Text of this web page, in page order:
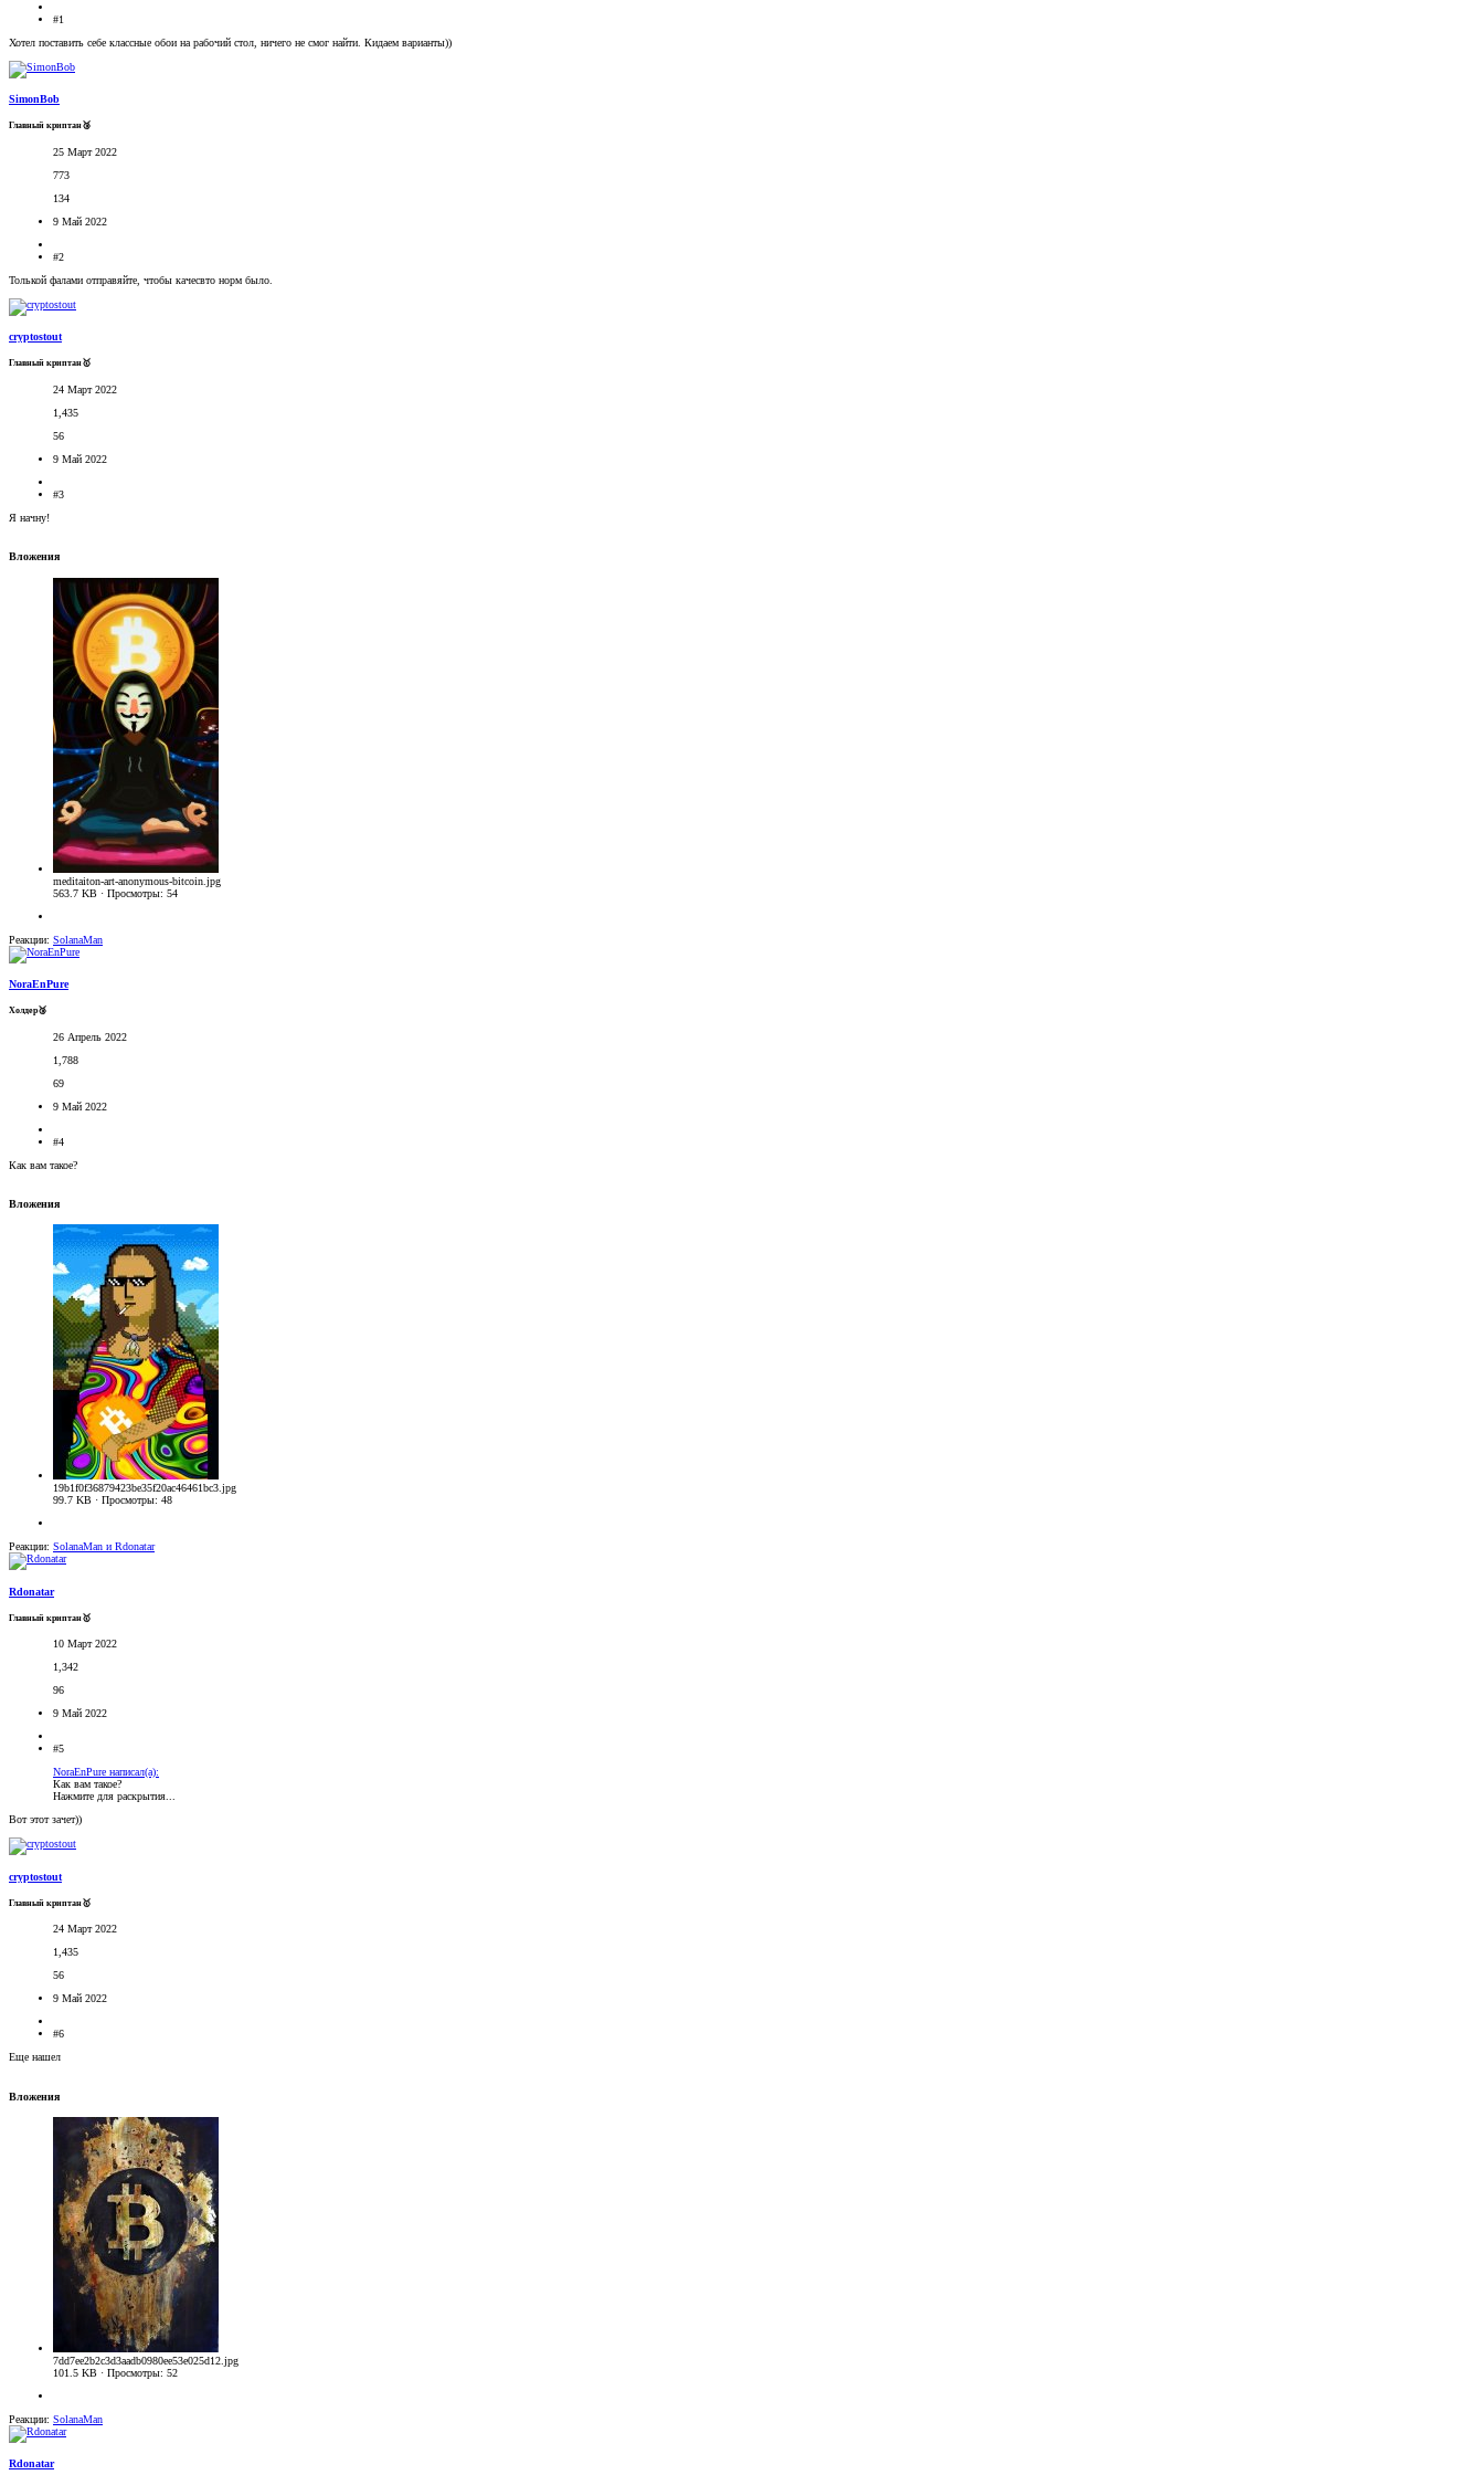
#1
Хотел поставить себе классные обои на рабочий стол, ничего не смог найти. Кидаем варианты))
SimonBob
Главный криптан🥉
25 Март 2022
773
134
9 Май 2022
#2
Толькой фалами отправяйте, чтобы качесвто норм было.
cryptostout
Главный криптан🥇
24 Март 2022
1,435
56
9 Май 2022
#3
Я начну!
Вложения
meditaiton-art-anonymous-bitcoin.jpg
563.7 KB · Просмотры: 54
Реакции: SolanaMan
NoraEnPure
Холдер🥉
26 Апрель 2022
1,788
69
9 Май 2022
#4
Как вам такое?
Вложения
19b1f0f36879423be35f20ac46461bc3.jpg
99.7 KB · Просмотры: 48
Реакции: SolanaMan и Rdonatar
Rdonatar
Главный криптан🥇
10 Март 2022
1,342
96
9 Май 2022
#5
NoraEnPure написал(а):
Как вам такое?
Нажмите для раскрытия...
Вот этот зачет))
cryptostout
Главный криптан🥇
24 Март 2022
1,435
56
9 Май 2022
#6
Еще нашел
Вложения
7dd7ee2b2c3d3aadb0980ee53e025d12.jpg
101.5 KB · Просмотры: 52
Реакции: SolanaMan
Rdonatar